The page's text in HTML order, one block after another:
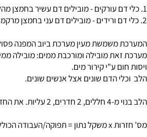
מעין מערכת ביוב המפנה פסולת דרך
מובילה ומורכבת ממים: מובילה ממים
ע"י קירור מים.